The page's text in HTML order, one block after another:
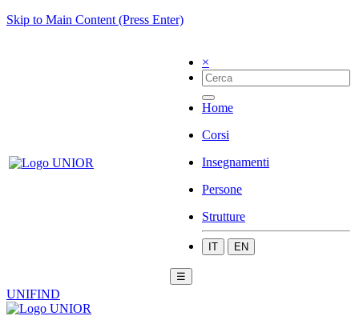
Skip to Main Content (Press Enter)
×
Home
Corsi
Insegnamenti
Persone
Strutture
IT EN
☰
UNIFIND